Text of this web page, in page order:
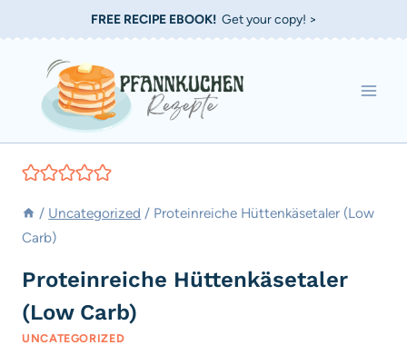
Inhalt
springen
FREE RECIPE EBOOK!Get your copy! >
/ Uncategorized / Proteinreiche Hüttenkäsetaler (Low
Carb)
Proteinreiche Hüttenkäsetaler
(Low Carb)
UNCATEGORIZED